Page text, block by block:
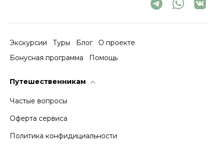
Экскурсии Туры Блог
О проекте
Бонусная программа
Помощь
Путешественникам
Частые вопросы
Оферта сервиса
Политика конфидициальности